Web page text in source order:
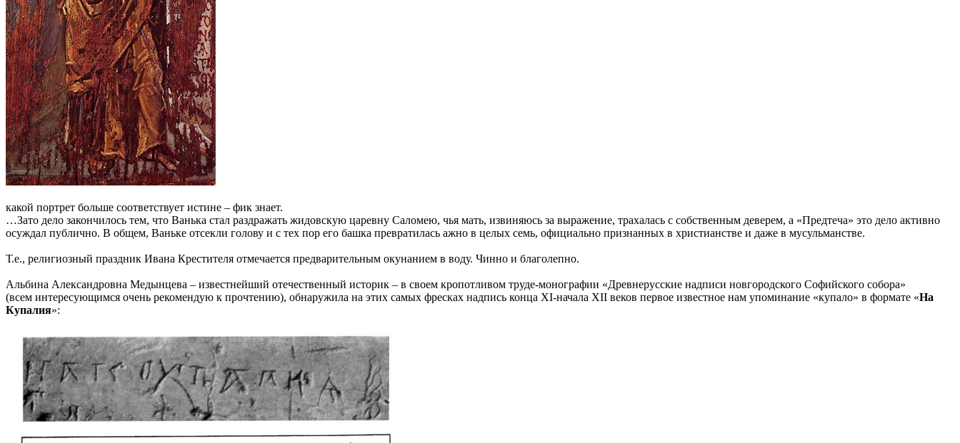
какой портрет больше соответствует истине – фик знает.
…Зато дело закончилось тем, что Ванька стал раздражать жидовскую царевну Саломею, чья мать, извиняюсь за выражение, трахалась с собственным деверем, а «Предтеча» это дело активно
осуждал публично. В общем, Ваньке отсекли голову и с тех пор его башка превратилась ажно в целых семь, официально признанных в христианстве и даже в мусульманстве.
Т.е., религиозный праздник Ивана Крестителя отмечается предварительным окунанием в воду. Чинно и благолепно.
Альбина Александровна Медынцева – известнейший отечественный историк – в своем кропотливом труде-монографии «Древнерусские надписи новгородского Софийского собора»
(всем интересующимся очень рекомендую к прочтению), обнаружила на этих самых фресках надпись конца XI-начала XII веков первое известное нам упоминание «купало» в формате «На
Купалия»: